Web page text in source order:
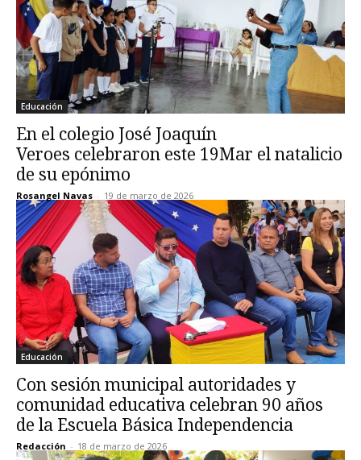
Educación
En el colegio José Joaquín
Veroes celebraron este 19Mar el natalicio
de su epónimo
Rosangel Navas - 19 de marzo de 2026
Educación
Con sesión municipal autoridades y
comunidad educativa celebran 90 años
de la Escuela Básica Independencia
Redacción - 18 de marzo de 2026